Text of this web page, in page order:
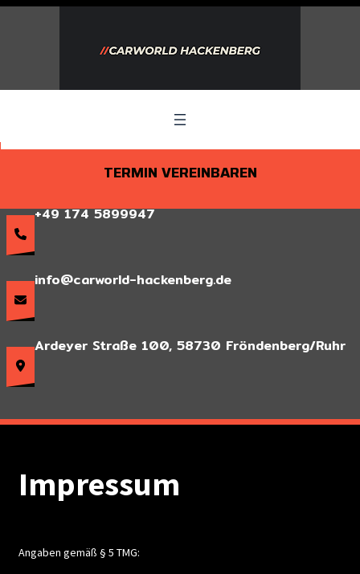
TERMIN VEREINBAREN
+49 174 5899947
info@carworld-hackenberg.de
Ardeyer Straße 100, 58730 Fröndenberg/Ruhr
Impressum
Angaben gemäß § 5 TMG: